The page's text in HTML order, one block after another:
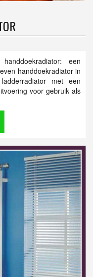
een
handdoekradiator in
met een
voor gebruik als